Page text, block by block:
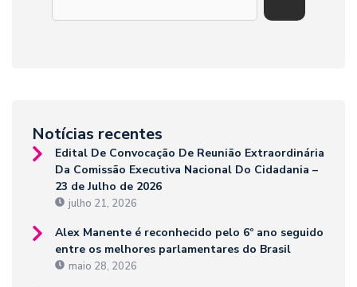
Notícias recentes
Edital De Convocação De Reunião Extraordinária
Da Comissão Executiva Nacional Do Cidadania –
23 de Julho de 2026
julho 21, 2026
Alex Manente é reconhecido pelo 6º ano seguido
entre os melhores parlamentares do Brasil
maio 28, 2026